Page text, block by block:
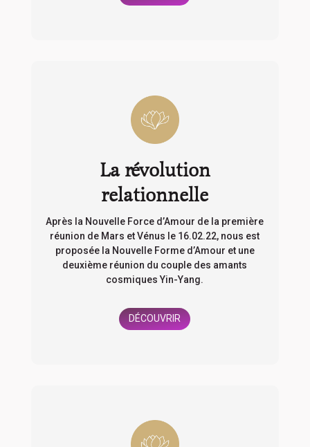
La révolution
relationnelle
Après la Nouvelle Force d’Amour de la première
réunion de Mars et Vénus le 16.02.22, nous est
proposée la Nouvelle Forme d’Amour et une
deuxième réunion du couple des amants
cosmiques Yin-Yang.
DÉCOUVRIR